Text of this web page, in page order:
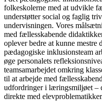
folkeskolerne med at udvikle
understøtter social og faglig
undervisningen. Vores
med fællesskabende
oplever bedre at kunne mestre
pædagogiske inklusionsteam
øge personalets
teamsamarbejdet omkring
til at arbejde med
udfordringer i læringsmiljøet –
direkte med